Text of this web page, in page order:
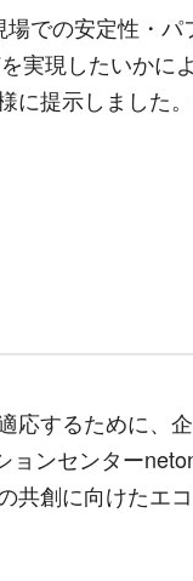
での安定性・
実現したいかに
提示しました
するために、
ョンセンター
創に向けたエ